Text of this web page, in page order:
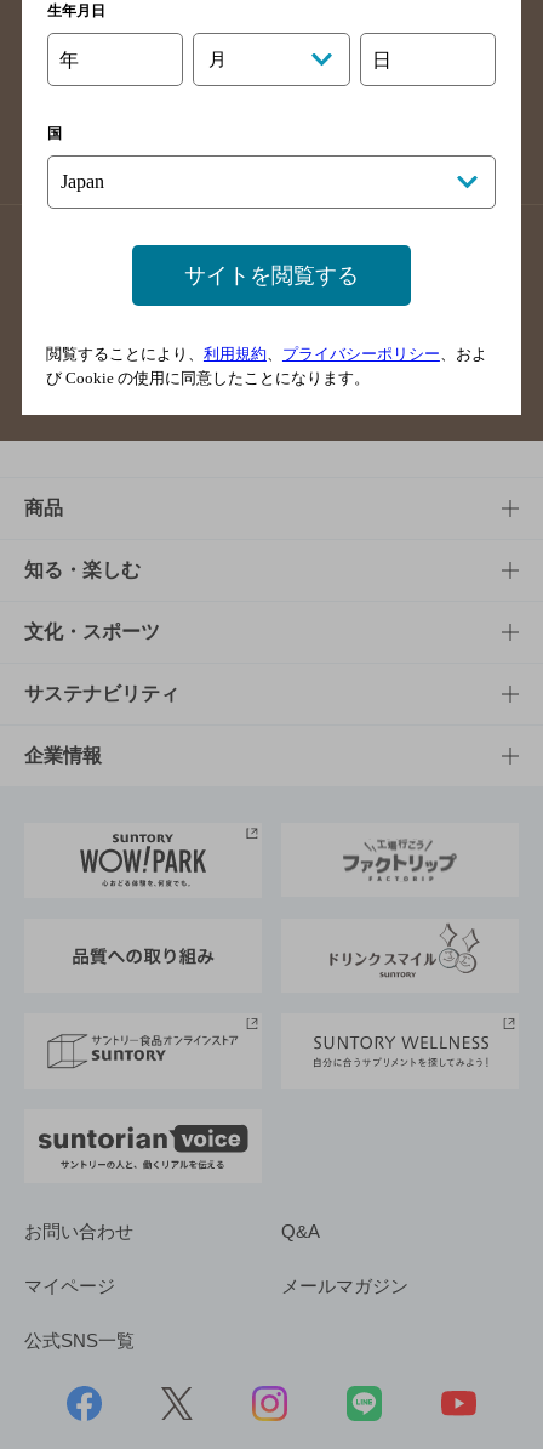
高知県のバー検索
長崎県のバー検索
佐賀県のバー検索
大分県のバー検索
熊本県のバー検索
沖縄県のバー検索
店舗登録方法のご案内
店舗情報更新方法のご案内
掲載店舗様ログイン
ご意見・ご感想
商品
商品TOP
商品一覧
商品発売情報
栄養成分一覧
知る・楽しむ
知る・楽しむTOP
キャンペーン
工場見学
地域情報
文化・スポーツ
文化・スポーツTOP
サントリーホール
サントリーサンバーズ大阪
サステナビリティ
サステナビリティTOP
サントリーが考えるサステナビリティ経営
企業情報
企業概要
採用情報
お問い合わせ Q&A
マイページ メールマガジン
公式SNS一覧
生年月日
年 月 日
国
サイトを閲覧する
閲覧することにより、 利用規約 プライバシーポリシー 、およ
び Cookie の使用に同意したことになります。